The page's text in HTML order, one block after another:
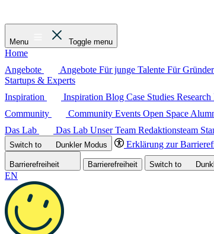
Menu Toggle menu
Home
Angebote
Angebote Für junge Talente Für
Startups & Experts
Inspiration
Inspiration Blog Case Studies Research
Community
Community Events Open Space
Das Lab
Das Lab Unser Team Redaktionsteam
Switch to DunklerModus Erklärung zur
Barrierefreiheit Barrierefreiheit Switch to
EN